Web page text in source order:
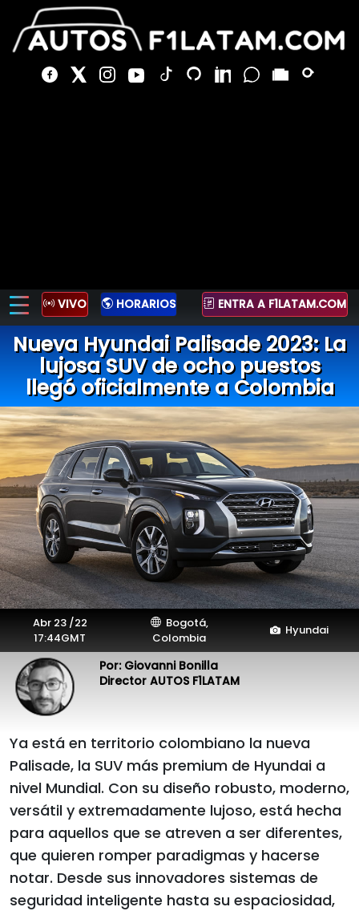
VIVO HORARIOS ENTRA A F1LATAM.COM
Nueva Hyundai Palisade 2023: La
lujosa SUV de ocho puestos
llegó oficialmente a Colombia
Abr 23 /22
17:44GMT
Bogotá,
Colombia
Hyundai
Por: Giovanni Bonilla
Director AUTOS F1LATAM
Ya está en territorio colombiano la nueva
Palisade, la SUV más premium de Hyundai a
nivel Mundial. Con su diseño robusto, moderno,
versátil y extremadamente lujoso, está hecha
para aquellos que se atreven a ser diferentes,
que quieren romper paradigmas y hacerse
notar. Desde sus innovadores sistemas de
seguridad inteligente hasta su espaciosidad,